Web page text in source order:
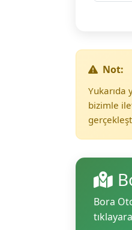
Not:
Yukarıda
bizimle
Bora